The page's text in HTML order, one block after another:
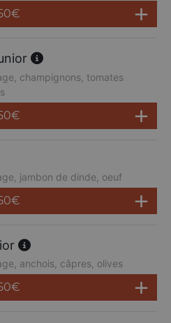
€
champignons, tomates
€
jambon de dinde, oeuf
€
anchois, câpres, olives
€